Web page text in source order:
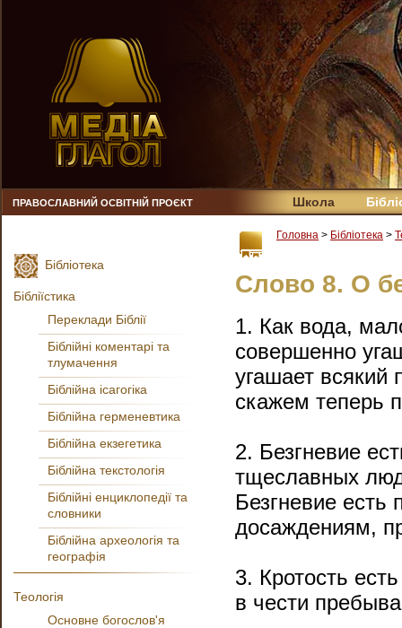
ПРАВОСЛАВНИЙ ОСВІТНІЙ ПРОЄКТ Школа
Головна > Бібліотека >
Слово 8. О
1. Как вода,
совершенно
угашает всякий
скажем теперь
2. Безгневие
тщеславных
Безгневие есть
досаждениям,
3. Кротость
в чести
Бібліотека
Бібліїстика
Переклади Біблії
Біблійні коментарі та
тлумачення
Біблійна ісагогіка
Біблійна герменевтика
Біблійна екзегетика
Біблійна текстологія
Біблійні енциклопедії та
словники
Біблійна археологія та
географія
Теологія
Основне богослов'я